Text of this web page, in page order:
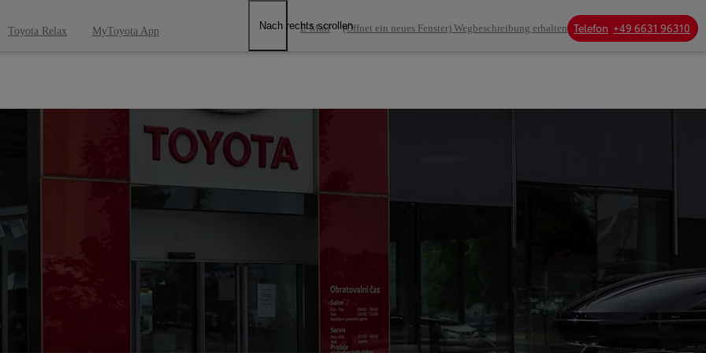
Toyota Relax MyToyota App Nach rechts scrollen
E-Mail (Öffnet ein neues Fenster) Wegbeschreibung erhalten Telefon +49 6631 96310